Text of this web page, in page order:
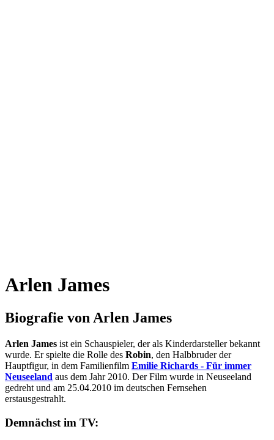
Arlen James
Biografie von Arlen James
Arlen James ist ein Schauspieler, der als Kinderdarsteller bekannt
wurde. Er spielte die Rolle des Robin, den Halbbruder der
Hauptfigur, in dem Familienfilm Emilie Richards - Für immer
Neuseeland aus dem Jahr 2010. Der Film wurde in Neuseeland
gedreht und am 25.04.2010 im deutschen Fernsehen
erstausgestrahlt.
Demnächst im TV: